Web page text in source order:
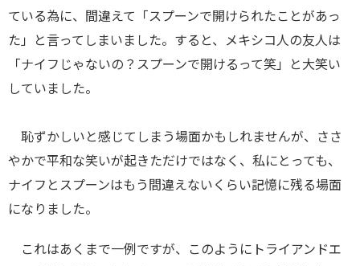
ている為に、間違えて「スプーンで開けられたことがあっ
た」と言ってしまいました。すると、メキシコ人の友人は
「ナイフじゃないの？スプーンで開けるって笑」と大笑い
していました。
恥ずかしいと感じてしまう場面かもしれませんが、ささ
やかで平和な笑いが起きただけではなく、私にとっても、
ナイフとスプーンはもう間違えないくらい記憶に残る場面
になりました。
これはあくまで一例ですが、このようにトライアンドエ